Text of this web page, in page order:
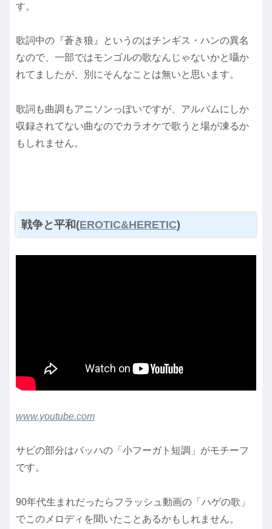
す。
歌詞中の『蒼き狼』というのはチンギス・ハンの異名
なので、一部ではモンゴルの歌なんじゃないかと囁か
れてましたが、別にそんなことは無いと思います。
歌詞も曲調もアニソンっぽいですが、アルバムにしか
収録されてない曲なのでカラオケで歌うと場が凍るか
もしれません。
戦争と平和(EROTIC&HERETIC)
www.youtube.com
サビの部分はバッハの「小フーガト短調」がモチーフ
です。
90年代生まれだったらフラッシュ動画の「ハゲの歌」
でこのメロディを聞いたことあるかもしれません。